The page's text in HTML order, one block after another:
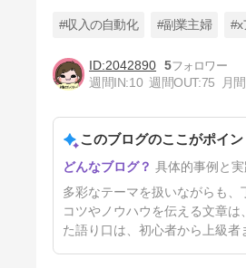
ーーーー！！
14日前
#収入の自動化 #副業主婦 #x
2042890 5
週間IN:10 週間OUT:75 月
このブログのここがポイン
具体的事例と
多彩なテーマを扱いながらも
コツやノウハウを伝える文章
た語り口は、初心者から上級者